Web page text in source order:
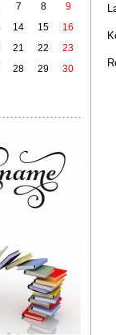
7 8
9
14 15
16
21 22
23
28 29
30